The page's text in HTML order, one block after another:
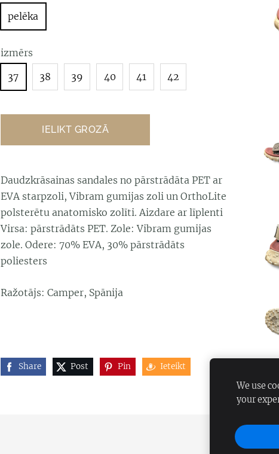
pelēka
izmērs
37
38 39 40 41 42
IELIKT GROZĀ
Daudzkrāsainas sandales no pārstrādāta PET ar
EVA starpzoli, Vibram gumijas zoli un OrthoLite
polsterētu anatomisko zolīti. Aizdare ar līplenti
Virsa: pārstrādāts PET. Zole: Vibram gumijas
zole. Odere: 70% EVA, 30% pārstrādāts
poliesters
Ražotājs: Camper, Spānija
Share Post Pin Ieteikt
We use
your